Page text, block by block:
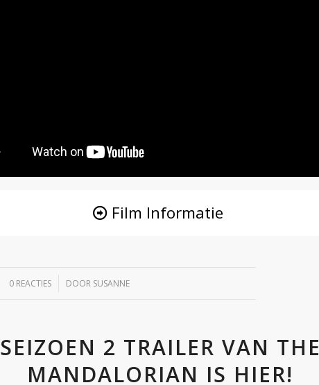
Film Informatie
0 REACTIES
/ DOOR SUSANNE
SEIZOEN 2 TRAILER VAN THE
MANDALORIAN IS HIER!